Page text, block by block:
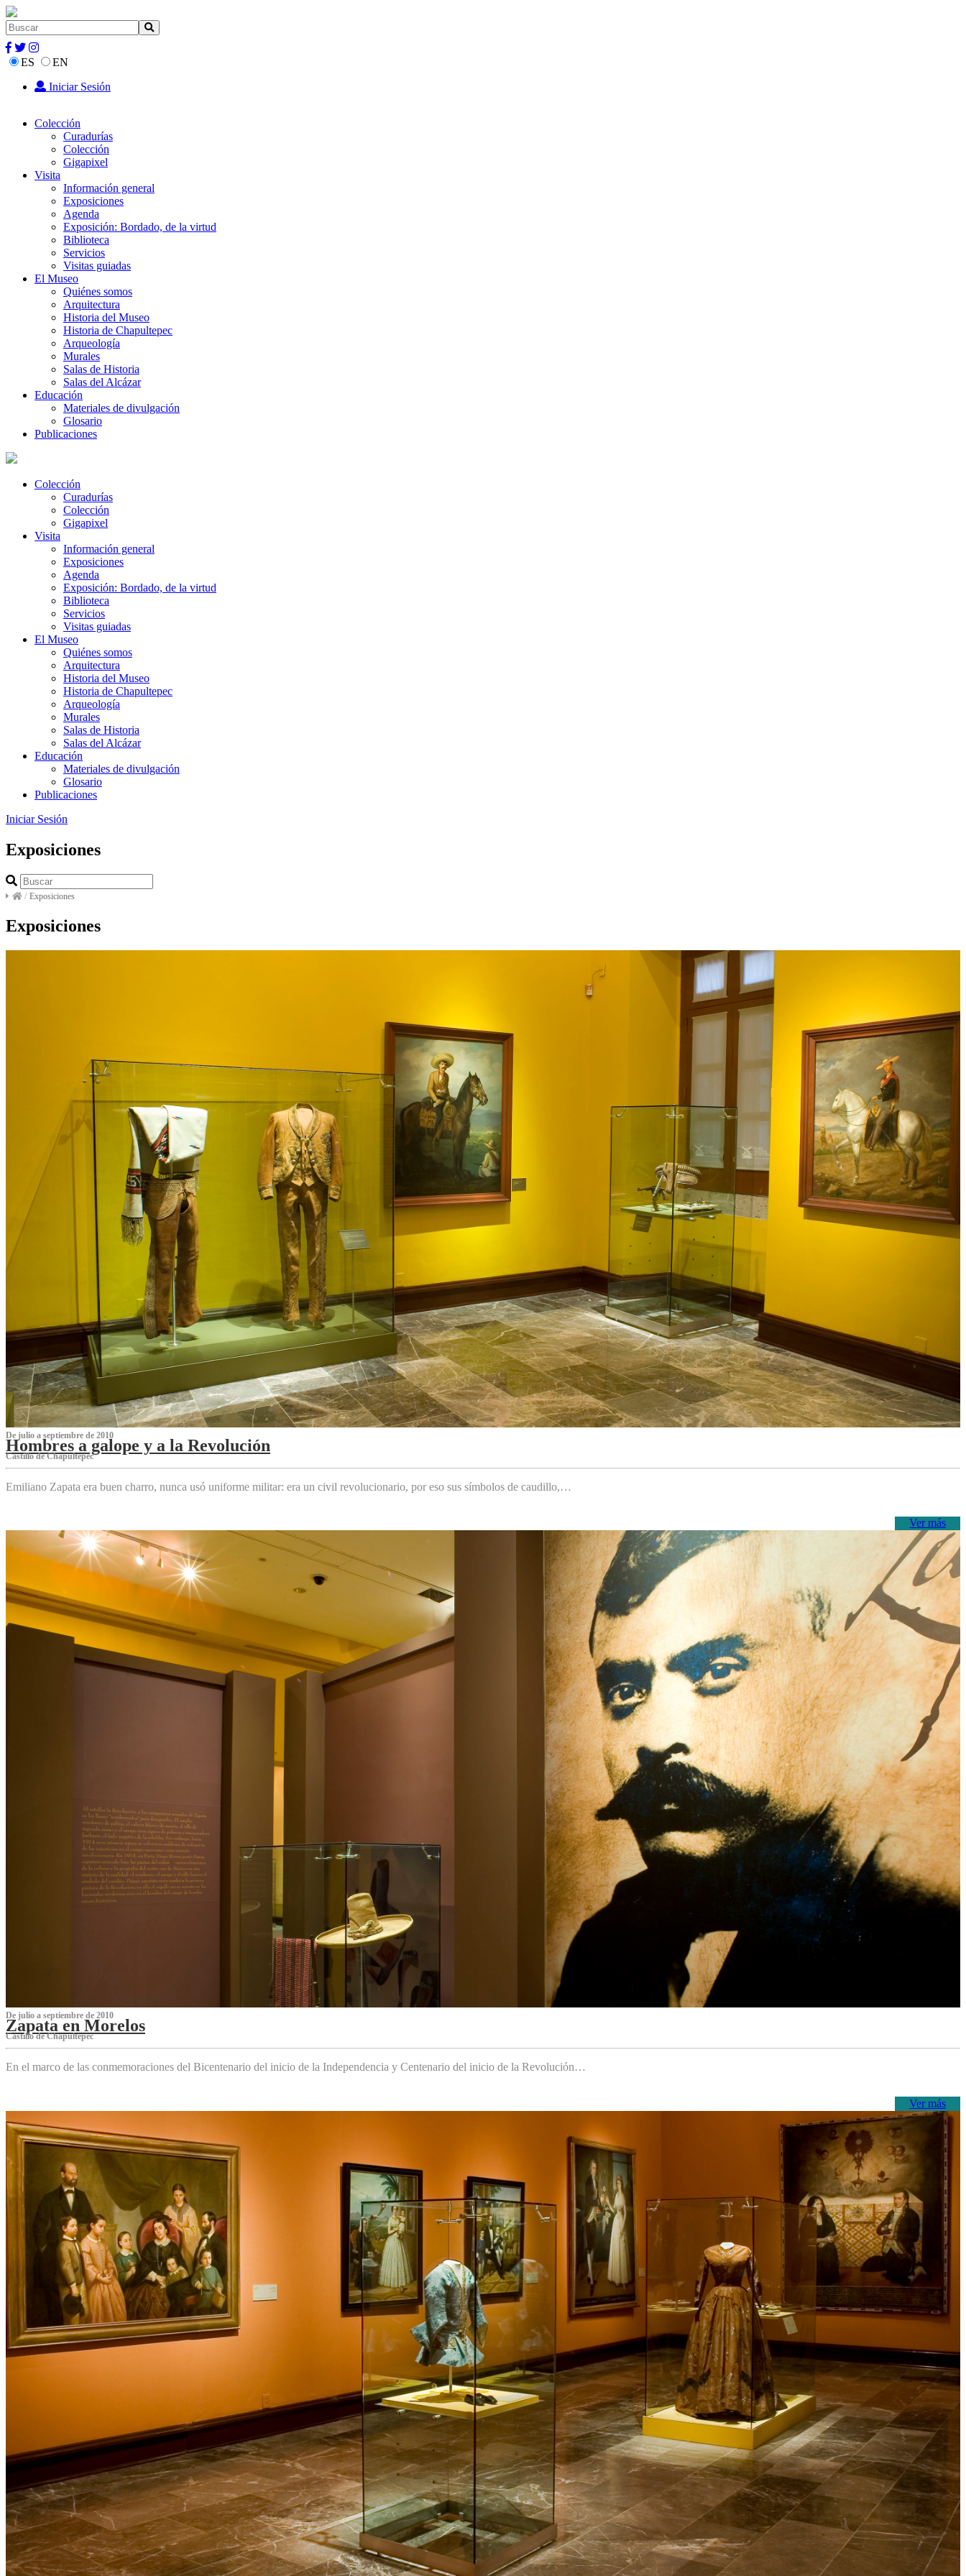
ES
EN
Iniciar Sesión
Colección
Curadurías
Colección
Gigapixel
Visita
Información general
Exposiciones
Agenda
Exposición: Bordado, de la virtud
Biblioteca
Servicios
Visitas guiadas
El Museo
Quiénes somos
Arquitectura
Historia del Museo
Historia de Chapultepec
Arqueología
Murales
Salas de Historia
Salas del Alcázar
Educación
Materiales de divulgación
Glosario
Publicaciones
Colección
Curadurías
Colección
Gigapixel
Visita
Información general
Exposiciones
Agenda
Exposición: Bordado, de la virtud
Biblioteca
Servicios
Visitas guiadas
El Museo
Quiénes somos
Arquitectura
Historia del Museo
Historia de Chapultepec
Arqueología
Murales
Salas de Historia
Salas del Alcázar
Educación
Materiales de divulgación
Glosario
Publicaciones
Iniciar Sesión
Exposiciones
/ Exposiciones
Exposiciones
De julio a septiembre de 2010
Hombres a galope y a la Revolución
Castillo de Chapultepec
Emiliano Zapata era buen charro, nunca usó uniforme militar: era un civil revolucionario, por eso sus símbolos de caudillo,…
Ver más
De julio a septiembre de 2010
Zapata en Morelos
Castillo de Chapultepec
En el marco de las conmemoraciones del Bicentenario del inicio de la Independencia y Centenario del inicio de la Revolución…
Ver más